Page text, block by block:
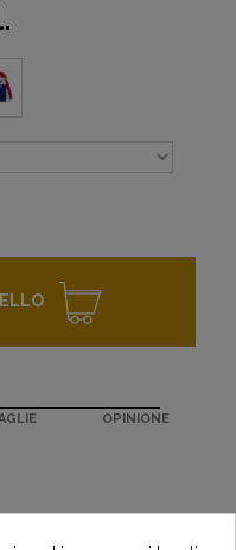
OPINIONE
sulle ultime